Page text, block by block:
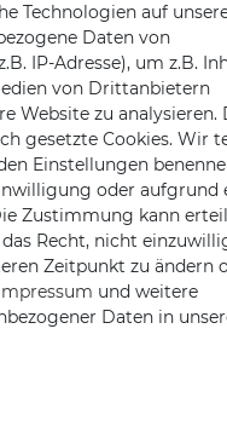
Technologien auf
Daten von
IP-Adresse), um z.B.
von Drittanbietern
Website zu analysieren.
gesetzte Cookies. Wir
Einstellungen
oder aufgrund
Zustimmung kann
Recht, nicht
Zeitpunkt zu ändern
und weitere
Daten in